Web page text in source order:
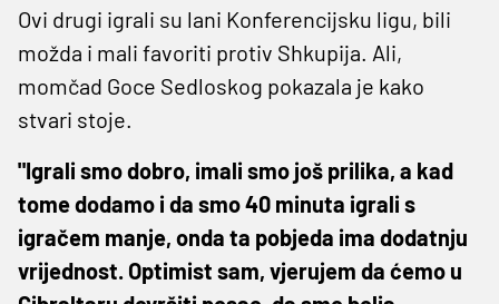
Ovi drugi igrali su lani Konferencijsku ligu, bili
možda i mali favoriti protiv Shkupija. Ali,
momčad Goce Sedloskog pokazala je kako
stvari stoje.
"Igrali smo dobro, imali smo još prilika, a kad
tome dodamo i da smo 40 minuta igrali s
igračem manje, onda ta pobjeda ima dodatnju
vrijednost. Optimist sam, vjerujem da ćemo u